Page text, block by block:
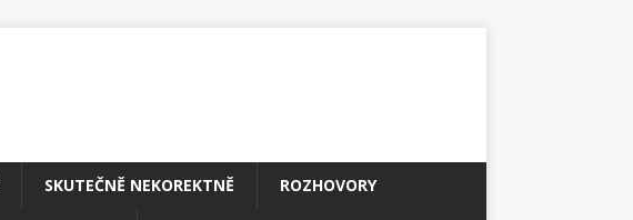
SKUTEČNĚ NEKOREKTNĚ ROZHOVORY